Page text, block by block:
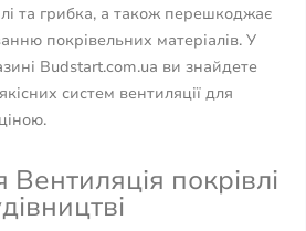
та грибка, а також перешкоджає
покрівельних матеріалів. У
Budstart.com.ua ви знайдете
систем вентиляції для
покрівлі